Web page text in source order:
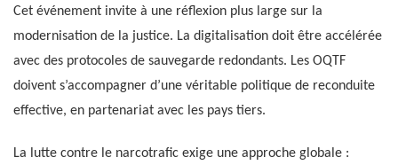
Cet événement invite à une réflexion plus large sur la
modernisation de la justice. La digitalisation doit être accélérée
avec des protocoles de sauvegarde redondants. Les OQTF
doivent s’accompagner d’une véritable politique de reconduite
effective, en partenariat avec les pays tiers.
La lutte contre le narcotrafic exige une approche globale :